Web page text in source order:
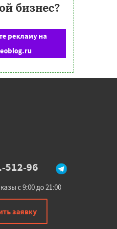
бизнес?
рекламу на
512-96
с 9:00 до 21:00
заявку